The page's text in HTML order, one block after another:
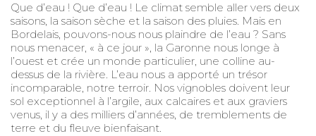
Que d’eau ! Que d’eau ! Le climat semble aller vers deux
saisons, la saison sèche et la saison des pluies. Mais en
Bordelais, pouvons-nous nous plaindre de l’eau ? Sans
nous menacer, « à ce jour », la Garonne nous longe à
l’ouest et crée un monde particulier, une colline au-
dessus de la rivière. L’eau nous a apporté un trésor
incomparable, notre terroir. Nos vignobles doivent leur
sol exceptionnel à l’argile, aux calcaires et aux graviers
venus, il y a des milliers d’années, de tremblements de
terre et du fleuve bienfaisant.